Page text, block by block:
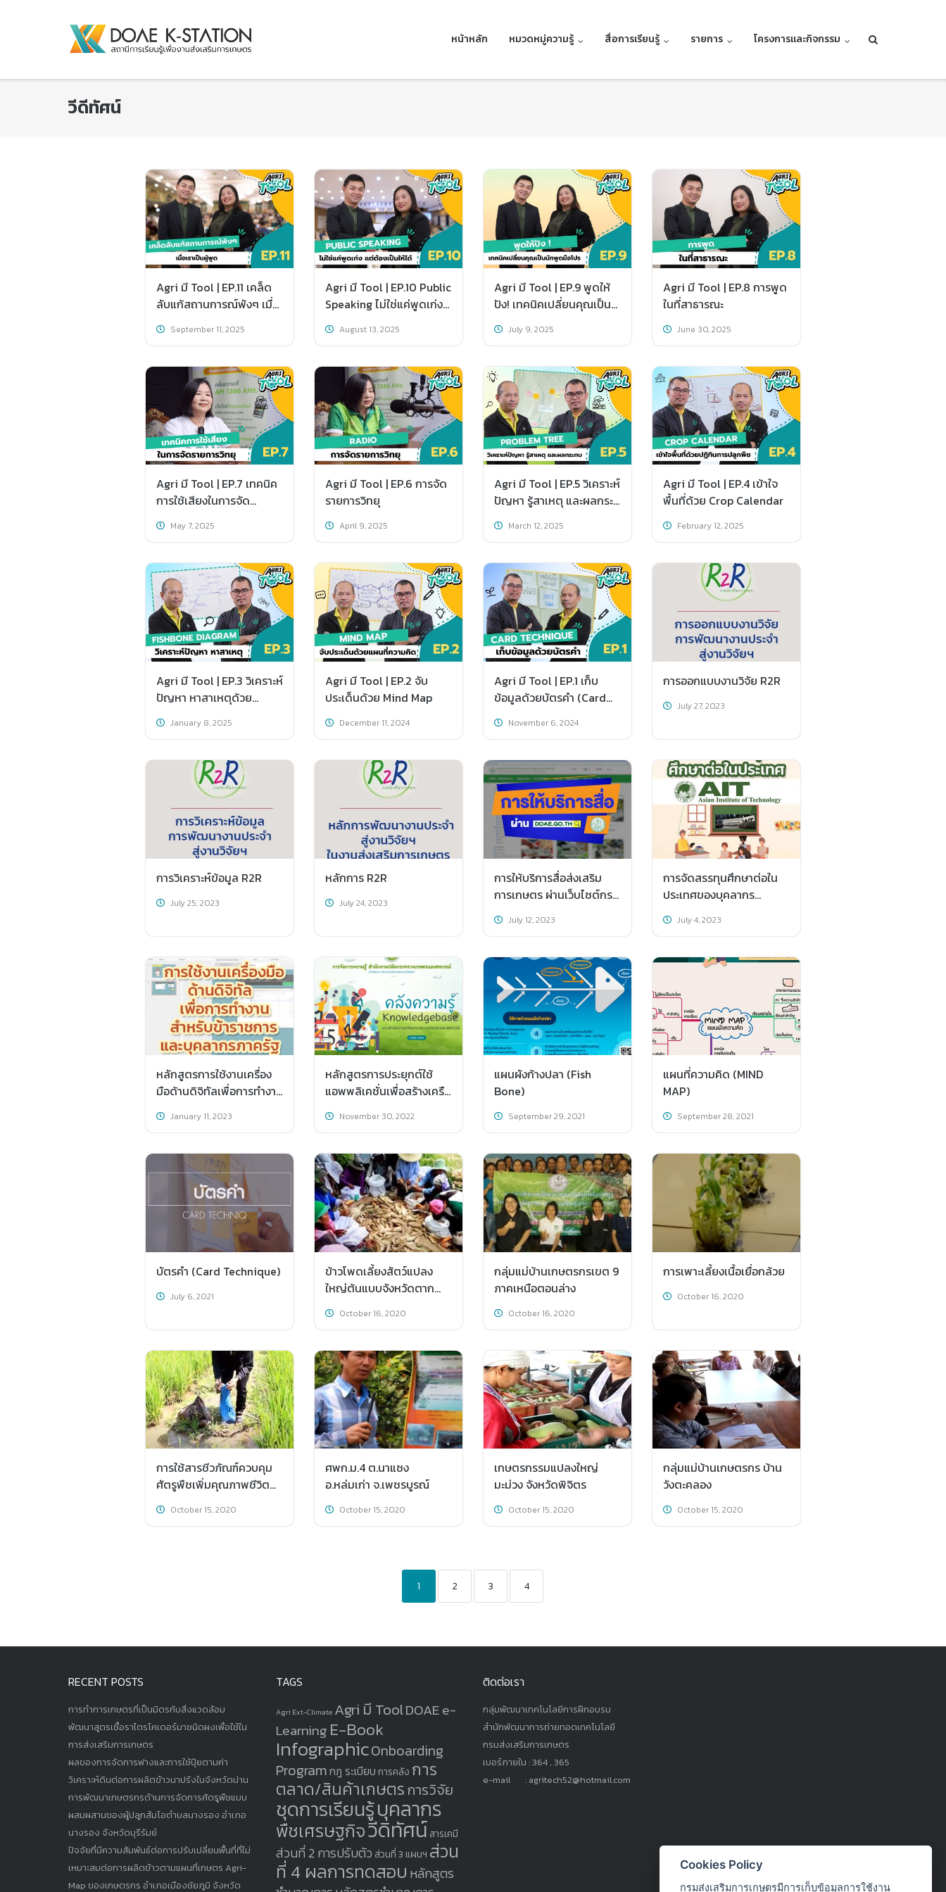
หน้าหลัก หมวดหมู่ความรู้ สื่อการเรียนรู้ รายการ โครงการและกิจกรรม
วีดีทัศน์
Agri มี Tool | EP.11 เคล็ด
ลับแก้สถานการณ์พังๆ เมื่อ
September 11, 2025
Agri มี Tool | EP.10 Public
Speaking ไม่ใช่แค่พูดเก่ง
August 13, 2025
Agri มี Tool | EP.9 พูดให้
ปัง! เทคนิคเปลี่ยนคุณเป็น
July 9, 2025
Agri มี Tool | EP.8 การพูด
ในที่สาธารณะ
June 30, 2025
Agri มี Tool | EP.7 เทคนิค
การใช้เสียงในการจัด
รายการวิทยุ
May 7, 2025
Agri มี Tool | EP.6 การจัด
รายการวิทยุ
April 9, 2025
Agri มี Tool | EP.5 วิเคราะห์
ปัญหา รู้สาเหตุ และผลกระ
ทบด้วย Problem Tree
March 12, 2025
Agri มี Tool | EP.4 เข้าใจ
พื้นที่ด้วย Crop Calendar
February 12, 2025
Agri มี Tool | EP.3 วิเคราะห์
ปัญหา หาสาเหตุด้วย
แผนผังก้างปลา Fishbone
Diagram
January 8, 2025
Agri มี Tool | EP.2 จับ
ประเด็นด้วย Mind Map
December 11, 2024
Agri มี Tool | EP.1 เก็บ
ข้อมูลด้วยบัตรคำ (Card
Technique)
November 6, 2024
การออกแบบงานวิจัย R2R
July 27, 2023
การวิเคราะห์ข้อมูล R2R
July 25, 2023
หลักการ R2R
July 24, 2023
การให้บริการสื่อส่งเสริม
การเกษตร ผ่านเว็บไซต์กรม
July 12, 2023
การจัดสรรทุนศึกษาต่อใน
ประเทศของบุคลากร
ณ สถาบัน AIT
July 4, 2023
หลักสูตรการใช้งานเครื่อง
มือด้านดิจิทัลเพื่อการทำงาน
สำหรับข้าราชการและ
บุคลากรภาครัฐ
January 11, 2023
หลักสูตรการประยุกต์ใช้
แอพพลิเคชั่นเพื่อสร้างเครือ
ข่ายการทำงานร่วมกันด้วย
Cloud Computing
November 30, 2022
แผนผังก้างปลา (Fish
Bone)
September 29, 2021
แผนที่ความคิด (MIND
MAP)
September 28, 2021
บัตรคำ (Card Technique)
July 6, 2021
ข้าวโพดเลี้ยงสัตว์แปลง
ใหญ่ต้นแบบจังหวัดตาก
2560October 16, 2020
กลุ่มแม่บ้านเกษตรกรเขต 9
ภาคเหนือตอนล่าง
October 16, 2020
การเพาะเลี้ยงเนื้อเยื่อกล้วย
October 16, 2020
การใช้สารชีวภัณฑ์ควบคุม
ศัตรูพืชเพิ่มคุณภาพชีวิต
และผลผลิตปลอดภัย
October 15, 2020
ศพก.ม.4 ต.นาแซง
อ.หล่มเก่า จ.เพชรบูรณ์
October 15, 2020
เกษตรกรรมแปลงใหญ่
มะม่วง จังหวัดพิจิตร
October 15, 2020
กลุ่มแม่บ้านเกษตรกร บ้าน
วังตะคลอง
October 15, 2020
1 2 3 4
RECENT POSTS
การทำการเกษตรที่เป็นมิตรกับสิ่งแวดล้อม
พัฒนาสูตรเชื้อราไตรโคเดอร์มาชนิดผงเพื่อใช้ใน
การส่งเสริมการเกษตร
ผลของการจัดการฟางและการใช้ปุ๋ยตามค่า
วิเคราะห์ดินต่อการผลิตข้าวนาปรังในจังหวัดน่าน
การพัฒนาเกษตรกรด้านการจัดการศัตรูพืชแบบ
ผสมผสานของผู้ปลูกส้มโอตำบลนางรอง อำเภอ
นางรอง จังหวัดบุรีรัมย์
ปัจจัยที่มีความสัมพันธ์ต่อการปรับเปลี่ยนพื้นที่ที่ไม่
เหมาะสมต่อการผลิตข้าวตามแผนที่เกษตร Agri-
Map ของเกษตรกร อำเภอเมืองชัยภูมิ จังหวัด
TAGS
Agri Ext-Climate Agri มี ToolDOAE e-
Learning E-Book
InfographicOnboarding
Programกฎ ระเบียบ การคลัง การ
ตลาด/สินค้าเกษตรการวิจัย
ชุดการเรียนรู้บุคลากร
พืชเศรษฐกิจวีดิทัศน์ สารเคมี
ส่วนที่ 2 การปรับตัว ส่วนที่ 3 แผนฯ ส่วน
ที่ 4 ผลการทดสอบ หลักสูตร
ติดต่อเรา
กลุ่มพัฒนาเทคโนโลยีการฝึกอบรม
สำนักพัฒนาการถ่ายทอดเทคโนโลยี
กรมส่งเสริมการเกษตร
เบอร์ภายใน : 364 , 365
e-mail : agritech52@hotmail.com
Cookies Policy
กรมส่งเสริมการเกษตรมีการเก็บข้อมูลการใช้งาน